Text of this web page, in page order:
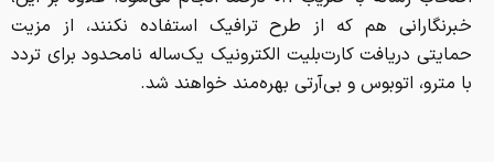
خبرنگارانی هم که از طرح ترافیک استفاده نکنند، از مزیت
حمایتی دریافت کارت‌بلیت الکترونیک یک‌ساله نامحدود برای تردد
با مترو، اتوبوس و بی‌آرتی بهره‌مند خواهند شد.